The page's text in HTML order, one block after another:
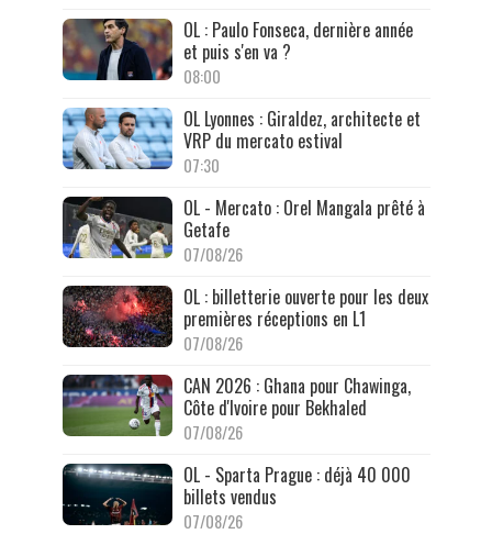
OL : Paulo Fonseca, dernière année
et puis s'en va ?
08:00
OL Lyonnes : Giraldez, architecte et
VRP du mercato estival
07:30
OL - Mercato : Orel Mangala prêté à
Getafe
07/08/26
OL : billetterie ouverte pour les deux
premières réceptions en L1
07/08/26
CAN 2026 : Ghana pour Chawinga,
Côte d'Ivoire pour Bekhaled
07/08/26
OL - Sparta Prague : déjà 40 000
billets vendus
07/08/26